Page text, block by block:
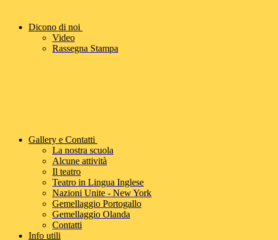
Dicono di noi
Video
Rassegna Stampa
Gallery e Contatti
La nostra scuola
Alcune attività
Il teatro
Teatro in Lingua Inglese
Nazioni Unite - New York
Gemellaggio Portogallo
Gemellaggio Olanda
Contatti
Info utili